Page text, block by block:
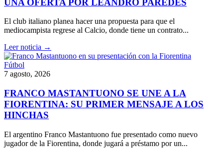
UNA OFERTA POR LEANDRO PAREDES
El club italiano planea hacer una propuesta para que el
mediocampista regrese al Calcio, donde tiene un contrato...
Leer noticia →
Fútbol
7 agosto, 2026
FRANCO MASTANTUONO SE UNE A LA
FIORENTINA: SU PRIMER MENSAJE A LOS
HINCHAS
El argentino Franco Mastantuono fue presentado como nuevo
jugador de la Fiorentina, donde jugará a préstamo por un...